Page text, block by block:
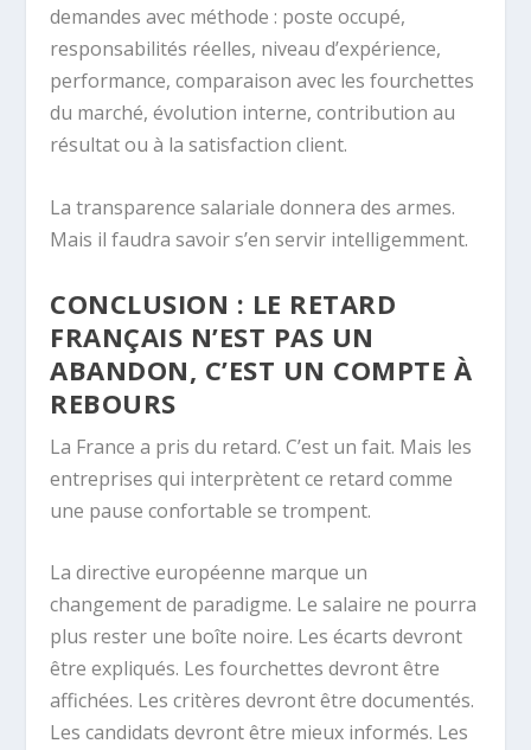
demandes avec méthode : poste occupé,
responsabilités réelles, niveau d’expérience,
performance, comparaison avec les fourchettes
du marché, évolution interne, contribution au
résultat ou à la satisfaction client.
La transparence salariale donnera des armes.
Mais il faudra savoir s’en servir intelligemment.
CONCLUSION : LE RETARD
FRANÇAIS N’EST PAS UN
ABANDON, C’EST UN COMPTE À
REBOURS
La France a pris du retard. C’est un fait. Mais les
entreprises qui interprètent ce retard comme
une pause confortable se trompent.
La directive européenne marque un
changement de paradigme. Le salaire ne pourra
plus rester une boîte noire. Les écarts devront
être expliqués. Les fourchettes devront être
affichées. Les critères devront être documentés.
Les candidats devront être mieux informés. Les